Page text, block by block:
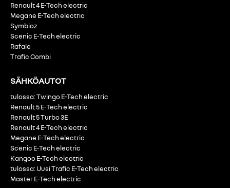
Renault 4 E-Tech electric
Megane E-Tech electric
Symbioz
Scenic E-Tech electric
Rafale
Trafic Combi
SÄHKÖAUTOT
tulossa: Twingo E-Tech electric
Renault 5 E-Tech electric
Renault 5 Turbo 3E
Renault 4 E-Tech electric
Megane E-Tech electric
Scenic E-Tech electric
Kangoo E-Tech electric
tulossa: Uusi Trafic E-Tech electric
Master E-Tech electric